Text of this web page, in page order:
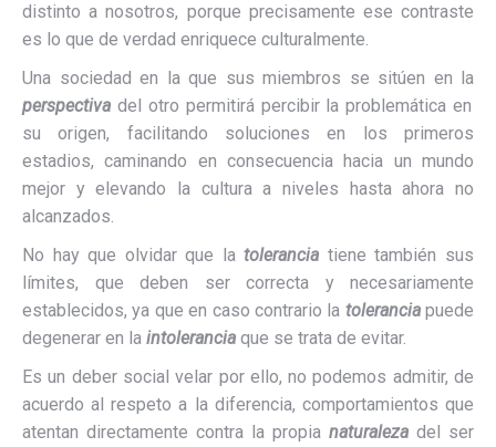
distinto a nosotros, porque precisamente ese contraste
es lo que de verdad enriquece culturalmente.
Una sociedad en la que sus miembros se sitúen en la
perspectiva del otro permitirá percibir la problemática en
su origen, facilitando soluciones en los primeros
estadios, caminando en consecuencia hacia un mundo
mejor y elevando la cultura a niveles hasta ahora no
alcanzados.
No hay que olvidar que la tolerancia tiene también sus
límites, que deben ser correcta y necesariamente
establecidos, ya que en caso contrario la toleranciapuede
degenerar en la intolerancia que se trata de evitar.
Es un deber social velar por ello, no podemos admitir, de
acuerdo al respeto a la diferencia, comportamientos que
atentan directamente contra la propia naturaleza del ser